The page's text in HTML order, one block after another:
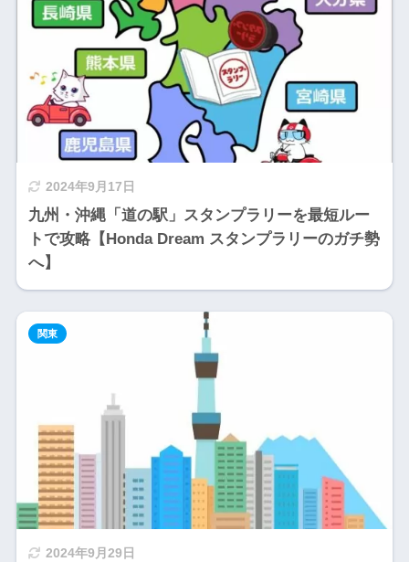
2024年9月17日
九州・沖縄「道の駅」スタンプラリーを最短ルー
トで攻略【Honda Dream スタンプラリーのガチ勢
へ】
2024年9月29日
関東